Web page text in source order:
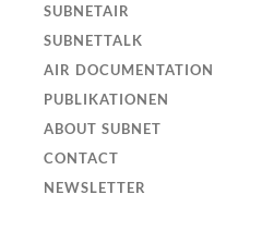
SUBNETAIR
SUBNETTALK
AIR DOCUMENTATION
PUBLIKATIONEN
ABOUT SUBNET
CONTACT
NEWSLETTER